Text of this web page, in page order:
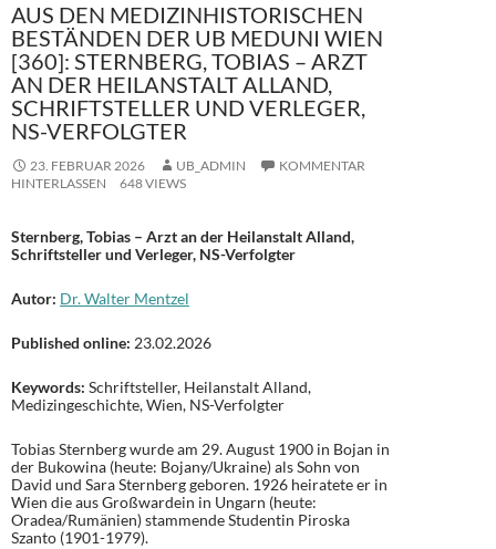
AUS DEN MEDIZINHISTORISCHEN
BESTÄNDEN DER UB MEDUNI WIEN
[360]: STERNBERG, TOBIAS – ARZT
AN DER HEILANSTALT ALLAND,
SCHRIFTSTELLER UND VERLEGER,
NS-VERFOLGTER
23. FEBRUAR 2026 UB_ADMIN
KOMMENTAR
HINTERLASSEN
648 VIEWS
Sternberg, Tobias – Arzt an der Heilanstalt Alland,
Schriftsteller und Verleger, NS-Verfolgter
Autor: Dr. Walter Mentzel
Published online: 23.02.2026
Keywords: Schriftsteller, Heilanstalt Alland,
Medizingeschichte, Wien, NS-Verfolgter
Tobias Sternberg wurde am 29. August 1900 in Bojan in
der Bukowina (heute: Bojany/Ukraine) als Sohn von
David und Sara Sternberg geboren. 1926 heiratete er in
Wien die aus Großwardein in Ungarn (heute:
Oradea/Rumänien) stammende Studentin Piroska
Szanto (1901-1979).